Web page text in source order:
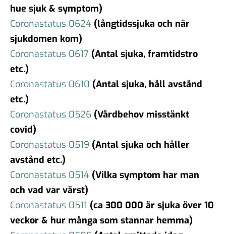
hue sjuk & symptom)
Coronastatus 0624 (långtidssjuka och när
sjukdomen kom)
Coronastatus 0617 (Antal sjuka, framtidstro
etc.)
Coronastatus 0610 (Antal sjuka, håll avstånd
etc.)
Coronastatus 0526 (Vårdbehov misstänkt
covid)
Coronastatus 0519 (Antal sjuka och håller
avstånd etc.)
Coronastatus 0514 (Vilka symptom har man
och vad var värst)
Coronastatus 0511 (ca 300 000 är sjuka över 10
veckor & hur många som stannar hemma)